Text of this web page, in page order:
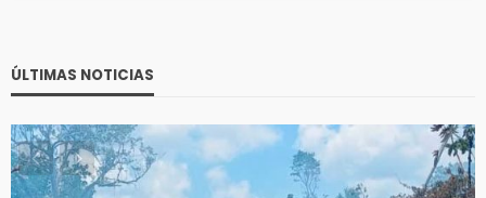
ÚLTIMAS NOTICIAS